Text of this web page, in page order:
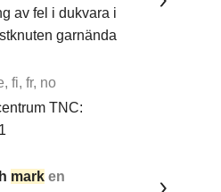
av fel i dukvara i
garnända
fi, fr, no
TNC:
mark en